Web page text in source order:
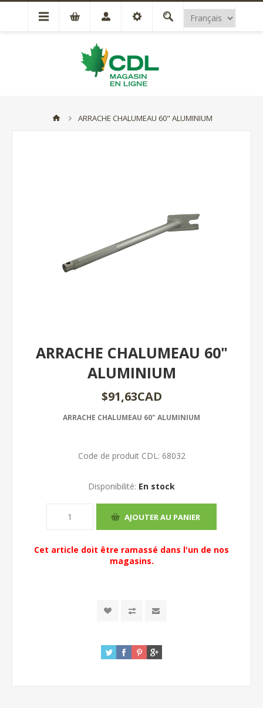
ARRACHE CHALUMEAU 60" ALUMINIUM
ARRACHE CHALUMEAU 60"
ALUMINIUM
$91,63CAD
ARRACHE CHALUMEAU 60" ALUMINIUM
Code de produit CDL: 68032
Disponibilité: En stock
Cet article doit être ramassé dans l'un de nos
magasins.